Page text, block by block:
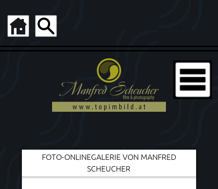
FOTO-ONLINEGALERIE VON MANFRED
SCHEUCHER